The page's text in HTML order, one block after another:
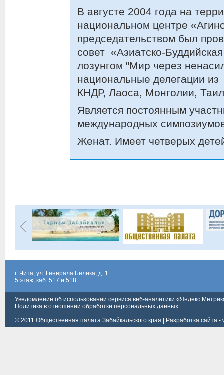
В августе 2004 года на
национальном центре
председательством был
совет «Азиатско-
лозунгом "Мир через
национальные делегации
КНДР, Лаоса, Монголии,
Является постоянным
международных
Женат. Имеет четверых
г. Чита, ул. Генерала Белика, д. 1
5 этаж, каб. 517 и 518
Уведомление об использовании сервиса веб-аналитики «Яндекс
Политика в отношении обработки персональных данных
© 2011 Общественная палата Забайкальского края |
Разработка сайта -